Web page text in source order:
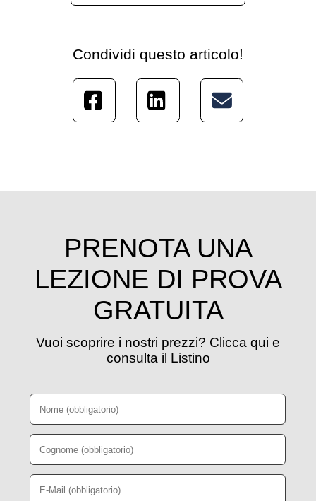
Condividi questo articolo!
PRENOTA UNA
LEZIONE DI PROVA
GRATUITA
Vuoi scoprire i nostri prezzi? Clicca qui e
consulta il Listino